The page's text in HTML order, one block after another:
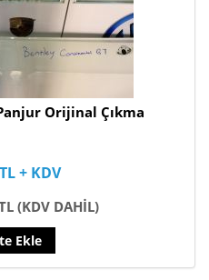
Orijinal Çıkma
+ KDV
(KDV DAHİL)
Ekle